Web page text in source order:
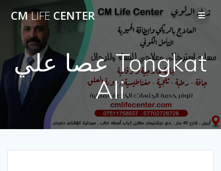
to
content
CMLIFE CENTER
عصا علي Tongkat
Ali